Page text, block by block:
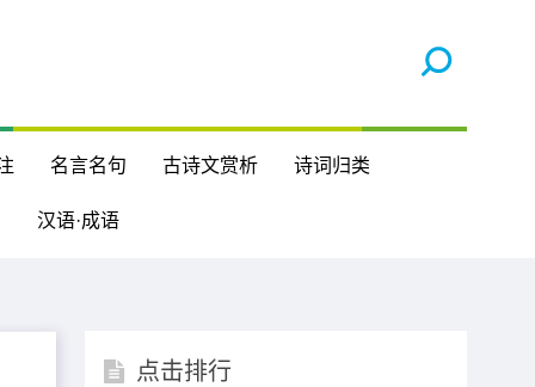
名言名句 古诗文赏析 诗词归类
汉语·成语
点击排行